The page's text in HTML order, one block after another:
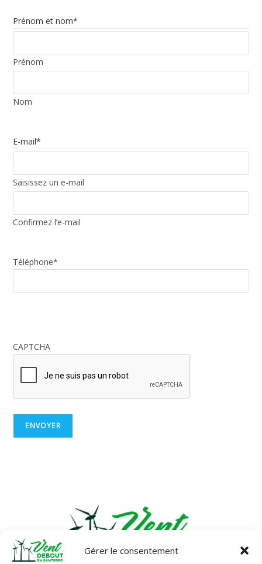
Gérer le consentement
Prénom et nom*
Prénom
Nom
E-mail*
Saisissez un e-mail
Confirmez l’e-mail
Téléphone*
CAPTCHA
t